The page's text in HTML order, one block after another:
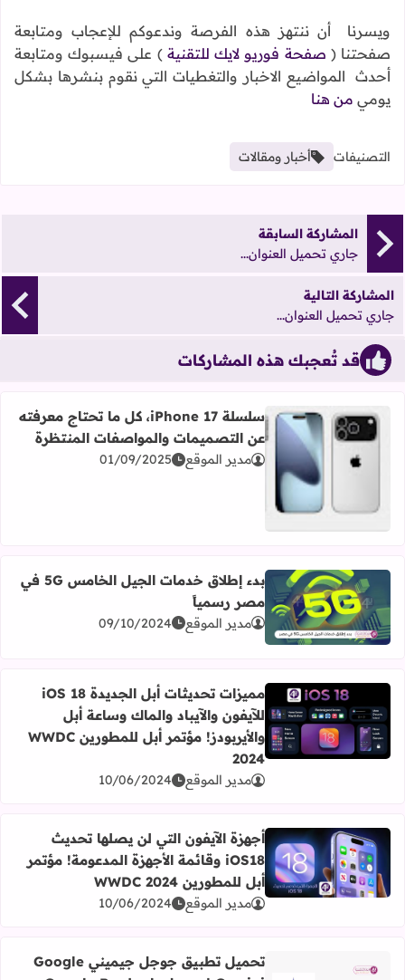
ويسرنا أن ننتهز هذه الفرصة وندعوكم للإعجاب ومتابعة
صفحتنا ( صفحة فوريو لايك للتقنية ) على فيسبوك ومتابعة
أحدث المواضيع الاخبار والتغطيات التي نقوم بنشرها بشكل
يومي من هنا
التصنيفات أخبار ومقالات
المشاركة السابقة
جاري تحميل العنوان...
المشاركة التالية
جاري تحميل العنوان...
قد تُعجبك هذه المشاركات
اقرأ المزيد عن سلسلة iPhone 17، كل ما تحتاج معرفته عن التصميمات والمواصفات المنتظرة
سلسلة iPhone 17، كل ما تحتاج معرفته
عن التصميمات والمواصفات المنتظرة
مدير الموقع 01/09/2025
اقرأ المزيد عن بدء إطلاق خدمات الجيل الخامس 5G في مصر رسمياً
بدء إطلاق خدمات الجيل الخامس 5G في
مصر رسمياً
مدير الموقع 09/10/2024
اقرأ المزيد عن مميزات تحديثات أبل الجديدة iOS 18 للآيفون والآيباد والماك وساعة أبل والأيربودز! مؤتمر أبل للمطورين WWDC 2024
مميزات تحديثات أبل الجديدة iOS 18
للآيفون والآيباد والماك وساعة أبل
والأيربودز! مؤتمر أبل للمطورين WWDC
2024
مدير الموقع 10/06/2024
اقرأ المزيد عن أجهزة الآيفون التي لن يصلها تحديث iOS18 وقائمة الأجهزة المدعومة! مؤتمر أبل للمطورين WWDC 2024
أجهزة الآيفون التي لن يصلها تحديث
iOS18 وقائمة الأجهزة المدعومة! مؤتمر
أبل للمطورين WWDC 2024
مدير الموقع 10/06/2024
تحميل تطبيق جوجل جيميني Google